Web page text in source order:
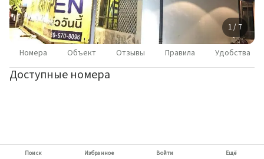
1 / 7
Номера Объект Отзывы Правила Удобства
Доступные номера
Поиск Избранное Войти Ещё